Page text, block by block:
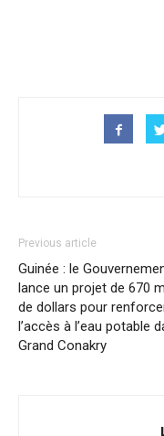
Previous article
Guinée : le
lance un projet de 670
de dollars pour
l’accès à l’eau potable
Grand Conakry